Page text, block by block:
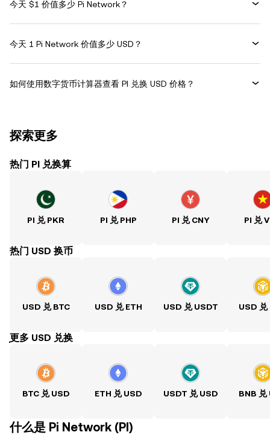
今天 $1 价值多少 Pi Network？
今天 1 Pi Network 价值多少 USD？
如何使用数字货币计算器查看 PI 兑换 USD 价格？
探索更多
热门 PI 兑换算
PI 兑 PKR PI 兑 PHP PI 兑 CNY PI 兑
热门 USD 换币
USD 兑 BTC USD 兑 ETH USD 兑 USDT USD 兑
ִִִִִִִִִִִִִִִִִִִִִִִִִִִִִִִִִִִִִִִִִִִִִִִִ更多 USD 兑换
BTC 兑 USD ETH 兑 USD USDT 兑 USD BNB 兑
什么是 Pi Network (PI)